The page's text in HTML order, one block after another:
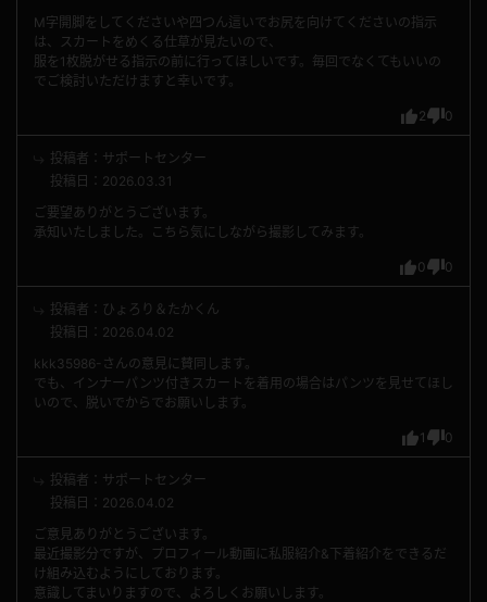
2 0
M字開脚をしてくださいや四つん這いでお尻を向けてくださいの指示
は、スカートをめくる仕草が見たいので、
服を1枚脱がせる指示の前に行ってほしいです。毎回でなくてもいいの
でご検討いただけますと幸いです。
投稿者：サポートセンター
投稿日：2026.03.31
0 0
ご要望ありがとうございます。
承知いたしました。こちら気にしながら撮影してみます。
投稿者：ひょろり＆たかくん
投稿日：2026.04.02
1 0
kkk35986-さんの意見に賛同します。
でも、インナーパンツ付きスカートを着用の場合はパンツを見せてほし
いので、脱いでからでお願いします。
投稿者：サポートセンター
投稿日：2026.04.02
ご意見ありがとうございます。
最近撮影分ですが、プロフィール動画に私服紹介&下着紹介をできるだ
け組み込むようにしております。
意識してまいりますので、よろしくお願いします。